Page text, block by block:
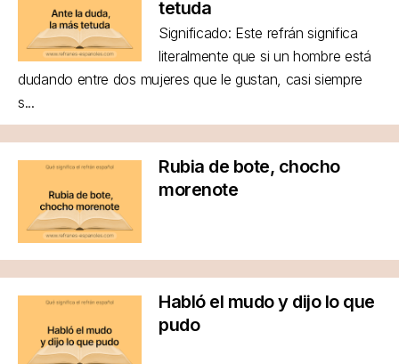
tetuda
Significado: Este refrán significa
literalmente que si un hombre está
dudando entre dos mujeres que le gustan, casi siempre
s...
Rubia de bote, chocho
morenote
Habló el mudo y dijo lo que
pudo